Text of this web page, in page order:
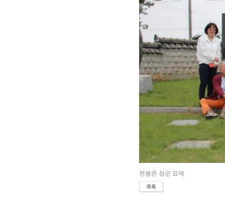
전봉준 장군 묘역